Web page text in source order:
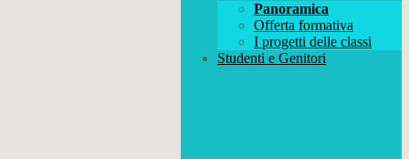
Panoramica
Offerta formativa
I progetti delle classi
Studenti e Genitori